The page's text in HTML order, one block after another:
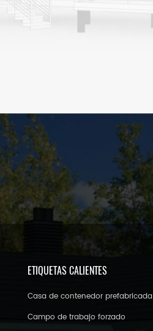
ETIQUETAS CALIENTES
Casa de contenedor prefabricada
Campo de trabajo forzado